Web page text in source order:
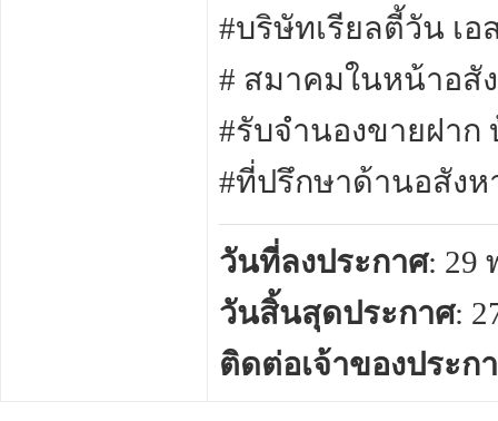
#บริษัทเรียลตี้วัน เ
# สมาคมในหน้าอสั
#รับจำนองขายฝาก
#ที่ปรึกษาด้านอสัง
วันที่ลงประกาศ: 29
วันสิ้นสุดประกาศ:
ติดต่อเจ้าของประก